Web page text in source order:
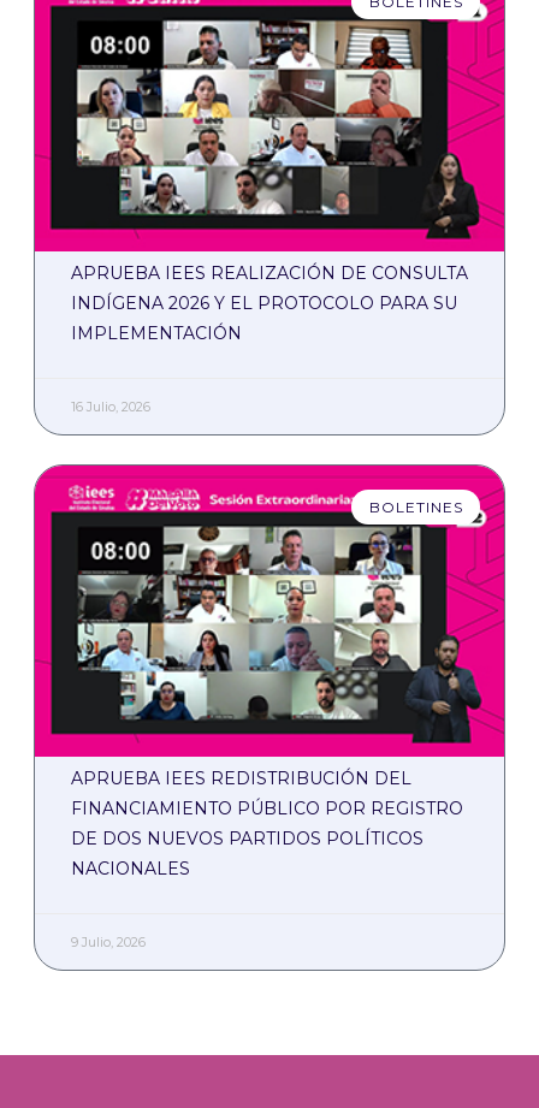
APRUEBA IEES REALIZACIÓN DE CONSULTA
INDÍGENA 2026 Y EL PROTOCOLO PARA SU
IMPLEMENTACIÓN
16 Julio, 2026
BOLETINES
APRUEBA IEES REDISTRIBUCIÓN DEL
FINANCIAMIENTO PÚBLICO POR REGISTRO
DE DOS NUEVOS PARTIDOS POLÍTICOS
NACIONALES
9 Julio, 2026